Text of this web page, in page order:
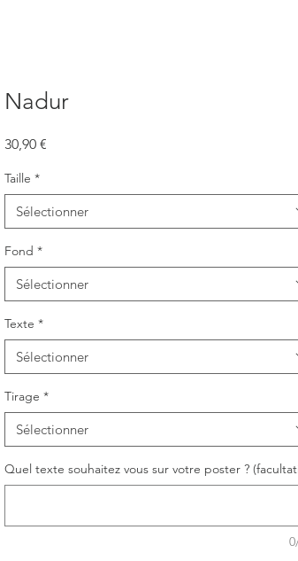
Nadur
30,90 €
Taille *
Sélectionner
Fond *
Sélectionner
Texte *
Sélectionner
Tirage *
Sélectionner
Quel texte souhaitez vous sur votre poster ?